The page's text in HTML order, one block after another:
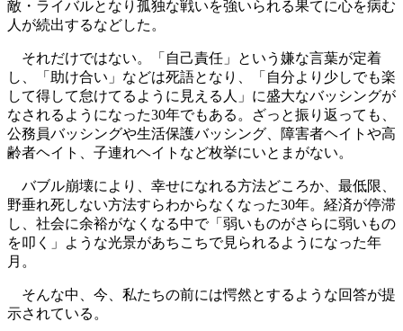
敵・ライバルとなり孤独な戦いを強いられる果てに心を病む
人が続出するなどした。
それだけではない。「自己責任」という嫌な言葉が定着
し、「助け合い」などは死語となり、「自分より少しでも楽
して得して怠けてるように見える人」に盛大なバッシングが
なされるようになった30年でもある。ざっと振り返っても、
公務員バッシングや生活保護バッシング、障害者ヘイトや高
齢者ヘイト、子連れヘイトなど枚挙にいとまがない。
バブル崩壊により、幸せになれる方法どころか、最低限、
野垂れ死しない方法すらわからなくなった30年。経済が停滞
し、社会に余裕がなくなる中で「弱いものがさらに弱いもの
を叩く」ような光景があちこちで見られるようになった年
月。
そんな中、今、私たちの前には愕然とするような回答が提
示されている。